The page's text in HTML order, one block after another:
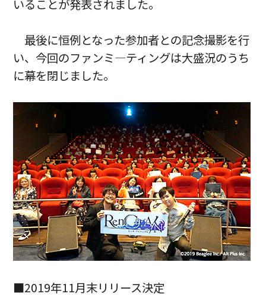
いることが発表されました。
最後に恒例となった参加者との記念撮影を行
い、今回のファンミ―ティングは大盛況のうち
に幕を閉じました。
■2019年11月末リリース決定